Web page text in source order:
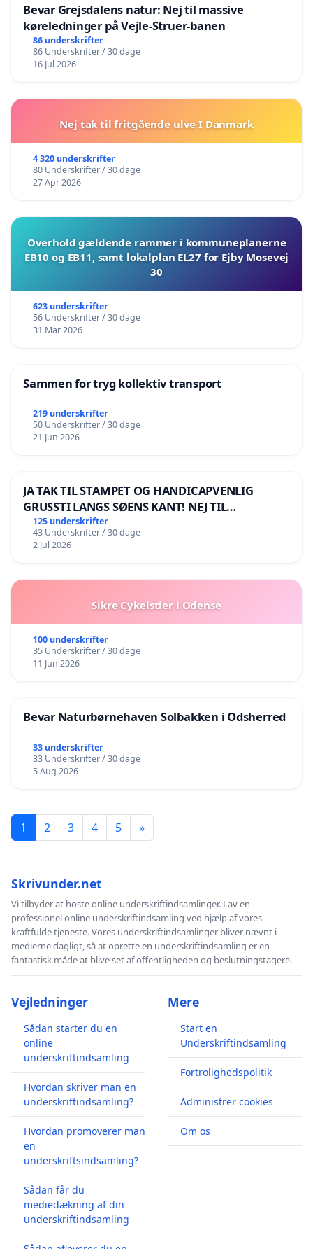
Bevar Grejsdalens natur: Nej til massive
køreledninger på Vejle-Struer-banen
86 underskrifter
86 Underskrifter / 30 dage
16 Jul 2026
Nej tak til fritgående ulve I Danmark
4 320 underskrifter
80 Underskrifter / 30 dage
27 Apr 2026
Overhold gældende rammer i kommuneplanerne
EB10 og EB11, samt lokalplan EL27 for Ejby Mosevej
30
623 underskrifter
56 Underskrifter / 30 dage
31 Mar 2026
Sammen for tryg kollektiv transport
219 underskrifter
50 Underskrifter / 30 dage
21 Jun 2026
JA TAK TIL STAMPET OG HANDICAPVENLIG
GRUSSTI LANGS SØENS KANT! NEJ TIL
BOARDWALK VÆK FRA SØEN
125 underskrifter
43 Underskrifter / 30 dage
2 Jul 2026
Sikre Cykelstier i Odense
100 underskrifter
35 Underskrifter / 30 dage
11 Jun 2026
Bevar Naturbørnehaven Solbakken i Odsherred
33 underskrifter
33 Underskrifter / 30 dage
5 Aug 2026
1 2 3 4 5 »
Skrivunder.net
Vi tilbyder at hoste online underskriftindsamlinger. Lav en
professionel online underskriftindsamling ved hjælp af vores
kraftfulde tjeneste. Vores underskriftindsamlinger bliver nævnt i
medierne dagligt, så at oprette en underskriftindsamling er en
fantastisk måde at blive set af offentligheden og beslutningstagere.
Vejledninger
Sådan starter du en
online
underskriftindsamling
Hvordan skriver man en
underskriftindsamling?
Hvordan promoverer man
en
underskriftsindsamling?
Sådan får du
mediedækning af din
underskriftindsamling
Mere
Start en
Underskriftindsamling
Fortrolighedspolitik
Administrer cookies
Om os